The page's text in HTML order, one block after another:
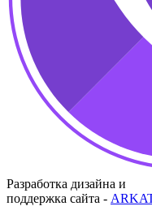
Разработка дизайна и
поддержка сайта -